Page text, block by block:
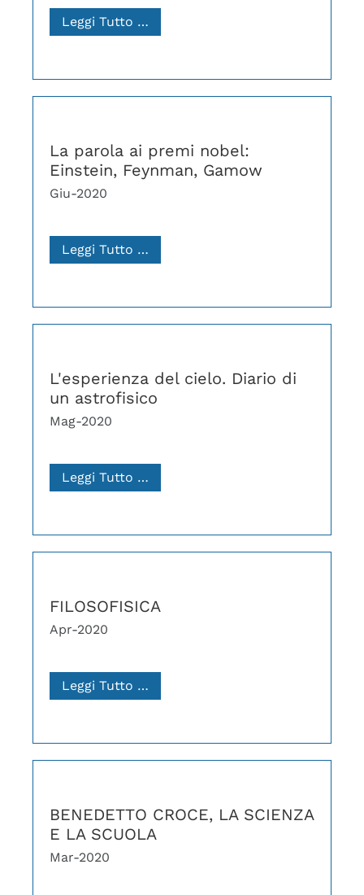
Leggi Tutto …
La parola ai premi nobel:
Einstein, Feynman, Gamow
Giu-2020
Leggi Tutto …
L'esperienza del cielo. Diario di
un astrofisico
Mag-2020
Leggi Tutto …
FILOSOFISICA
Apr-2020
Leggi Tutto …
BENEDETTO CROCE, LA SCIENZA
E LA SCUOLA
Mar-2020